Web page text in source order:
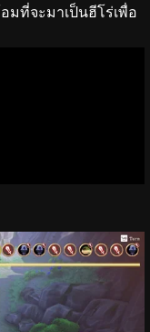
มที่จะมาเป็นฮีโร่เพื่อ